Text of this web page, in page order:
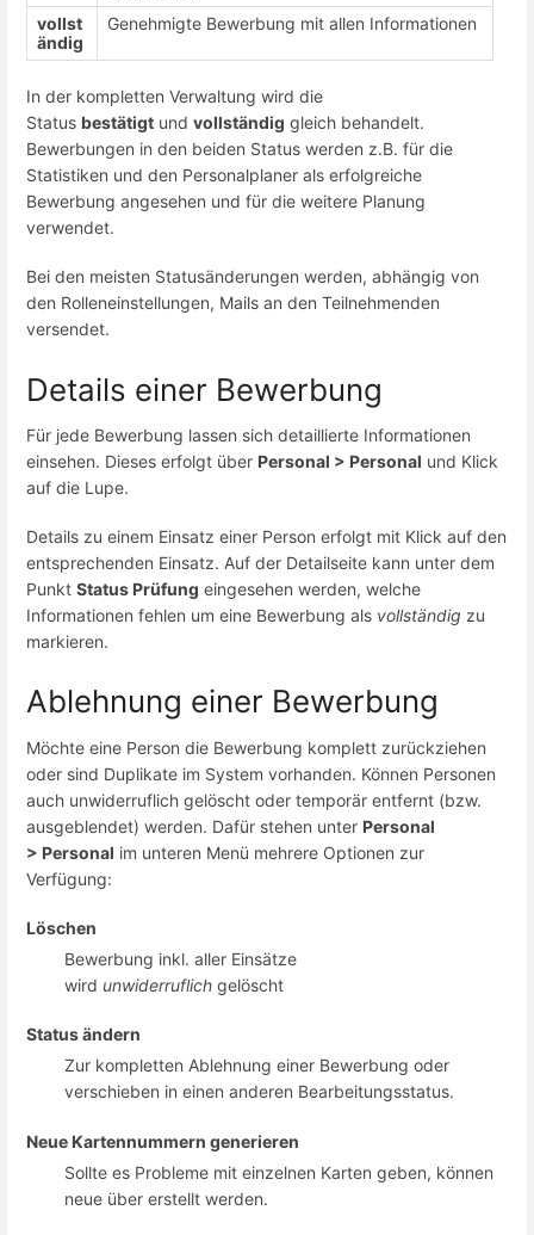
vollst
ändig
Genehmigte Bewerbung mit allen Informationen
In der kompletten Verwaltung wird die
Status bestätigt und vollständig gleich behandelt.
Bewerbungen in den beiden Status werden z.B. für die
Statistiken und den Personalplaner als erfolgreiche
Bewerbung angesehen und für die weitere Planung
verwendet.
Bei den meisten Statusänderungen werden, abhängig von
den Rolleneinstellungen, Mails an den Teilnehmenden
versendet.
Details einer Bewerbung
Für jede Bewerbung lassen sich detaillierte Informationen
einsehen. Dieses erfolgt über Personal > Personal und Klick
auf die Lupe.
Details zu einem Einsatz einer Person erfolgt mit Klick auf den
entsprechenden Einsatz. Auf der Detailseite kann unter dem
Punkt Status Prüfung eingesehen werden, welche
Informationen fehlen um eine Bewerbung als vollständig zu
markieren.
Ablehnung einer Bewerbung
Möchte eine Person die Bewerbung komplett zurückziehen
oder sind Duplikate im System vorhanden. Können Personen
auch unwiderruflich gelöscht oder temporär entfernt (bzw.
ausgeblendet) werden. Dafür stehen unter Personal
> Personal im unteren Menü mehrere Optionen zur
Verfügung:
Löschen
Bewerbung inkl. aller Einsätze
wird unwiderruflich gelöscht
Status ändern
Zur kompletten Ablehnung einer Bewerbung oder
verschieben in einen anderen Bearbeitungsstatus.
Neue Kartennummern generieren
Sollte es Probleme mit einzelnen Karten geben, können
neue über erstellt werden.